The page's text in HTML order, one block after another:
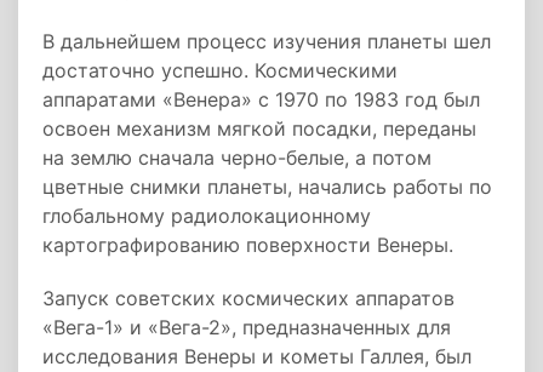
В дальнейшем процесс изучения планеты шел
достаточно успешно. Космическими
аппаратами «Венера» с 1970 по 1983 год был
освоен механизм мягкой посадки, переданы
на землю сначала черно-белые, а потом
цветные снимки планеты, начались работы по
глобальному радиолокационному
картографированию поверхности Венеры.
Запуск советских космических аппаратов
«Вега-1» и «Вега-2», предназначенных для
исследования Венеры и кометы Галлея, был